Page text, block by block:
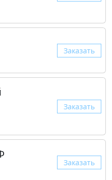
Заказать
Заказать
Заказать